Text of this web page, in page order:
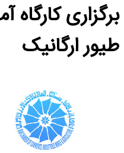
برگزاری
طیور ارگانیک